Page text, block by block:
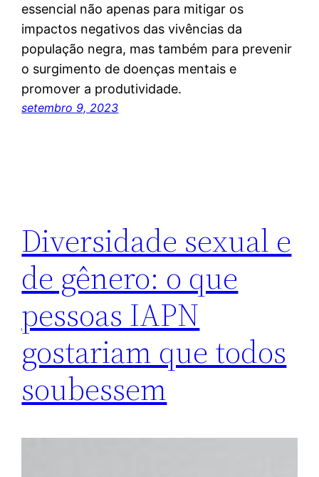
essencial não apenas para mitigar os
impactos negativos das vivências da
população negra, mas também para prevenir
o surgimento de doenças mentais e
promover a produtividade.
setembro 9, 2023
Diversidade sexual e
de gênero: o que
pessoas IAPN
gostariam que todos
soubessem